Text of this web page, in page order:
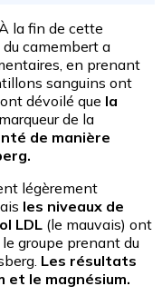
la fin de cette
camembert a
en prenant
sanguins ont
dévoilé que la
de la
de manière
légèrement
les niveaux de
LDL (le mauvais) ont
groupe prenant du
Les résultats
et le magnésium.